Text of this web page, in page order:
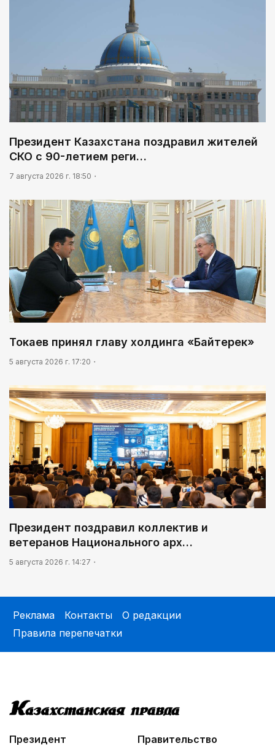
Президент Казахстана поздравил жителей
СКО с 90-летием реги…
7 августа 2026 г. 18:50
Токаев принял главу холдинга «Байтерек»
5 августа 2026 г. 17:20
Президент поздравил коллектив и
ветеранов Национального арх…
5 августа 2026 г. 14:27
Реклама Контакты
О редакции
Правила перепечатки
Президент
Правительство